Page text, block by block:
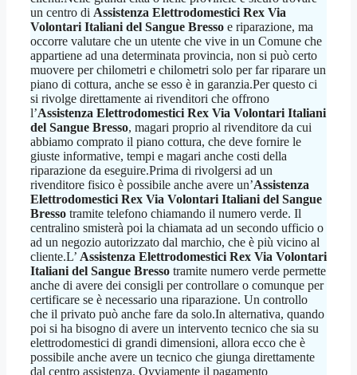
un centro di Assistenza Elettrodomestici Rex Via
Volontari Italiani del Sangue Bresso e riparazione, ma
occorre valutare che un utente che vive in un Comune che
appartiene ad una determinata provincia, non si può certo
muovere per chilometri e chilometri solo per far riparare un
piano di cottura, anche se esso è in garanzia.Per questo ci
si rivolge direttamente ai rivenditori che offrono
l’Assistenza Elettrodomestici Rex Via Volontari Italiani
del Sangue Bresso, magari proprio al rivenditore da cui
abbiamo comprato il piano cottura, che deve fornire le
giuste informative, tempi e magari anche costi della
riparazione da eseguire.Prima di rivolgersi ad un
rivenditore fisico è possibile anche avere un’Assistenza
Elettrodomestici Rex Via Volontari Italiani del Sangue
Bresso tramite telefono chiamando il numero verde. Il
centralino smisterà poi la chiamata ad un secondo ufficio o
ad un negozio autorizzato dal marchio, che è più vicino al
cliente.L’ Assistenza Elettrodomestici Rex Via Volontari
Italiani del Sangue Bresso tramite numero verde permette
anche di avere dei consigli per controllare o comunque per
certificare se è necessario una riparazione. Un controllo
che il privato può anche fare da solo.In alternativa, quando
poi si ha bisogno di avere un intervento tecnico che sia su
elettrodomestici di grandi dimensioni, allora ecco che è
possibile anche avere un tecnico che giunga direttamente
dal centro assistenza. Ovviamente il pagamento